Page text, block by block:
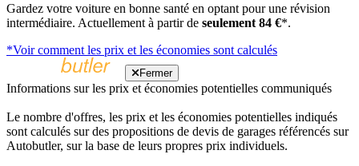
Gardez votre voiture en bonne santé en optant pour une révision
intermédiaire. Actuellement à partir de seulement 84 €*.
*Voir comment les prix et les économies sont calculés
Fermer
Informations sur les prix et économies potentielles communiqués
Le nombre d'offres, les prix et les économies potentielles indiqués
sont calculés sur des propositions de devis de garages référencés sur
Autobutler, sur la base de leurs propres prix individuels.